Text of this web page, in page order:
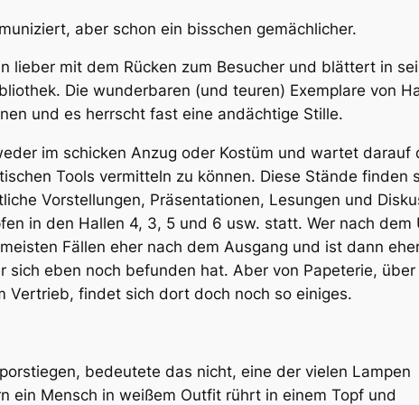
aber schon ein bisschen gemächlicher.
lieber mit dem Rücken zum Besucher und blättert in
Die wunderbaren (und teuren) Exemplare von
und es herrscht fast eine andächtige Stille.
im schicken Anzug oder Kostüm und wartet darauf
Tools vermitteln zu können. Diese Stände finden
Vorstellungen, Präsentationen, Lesungen und
in den Hallen 4, 3, 5 und 6 usw. statt. Wer nach
Fällen eher nach dem Ausgang und ist dann
sich eben noch befunden hat. Aber von Papeterie,
Vertrieb, findet sich dort doch noch so einiges.
bedeutete das nicht, eine der vielen Lampen
ein Mensch in weißem Outfit rührt in einem Topf und